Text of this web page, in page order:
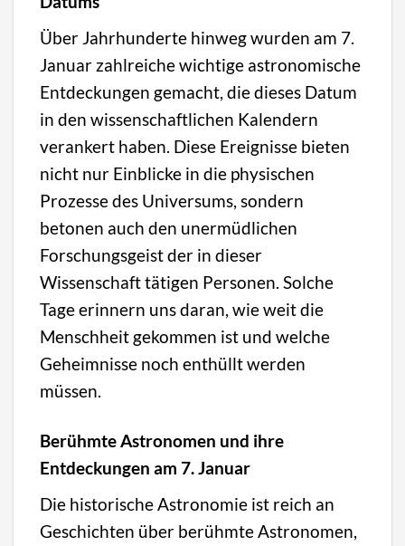
Über Jahrhunderte hinweg wurden am 7.
Januar zahlreiche wichtige astronomische
Entdeckungen gemacht, die dieses Datum
in den wissenschaftlichen Kalendern
verankert haben. Diese Ereignisse bieten
nicht nur Einblicke in die physischen
Prozesse des Universums, sondern
betonen auch den unermüdlichen
Forschungsgeist der in dieser
Wissenschaft tätigen Personen. Solche
Tage erinnern uns daran, wie weit die
Menschheit gekommen ist und welche
Geheimnisse noch enthüllt werden
müssen.
Berühmte Astronomen und ihre
Entdeckungen am 7. Januar
Die historische Astronomie ist reich an
Geschichten über berühmte Astronomen,